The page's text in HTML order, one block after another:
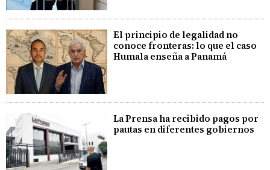
El principio de legalidad no
conoce fronteras: lo que el caso
Humala enseña a Panamá
La Prensa ha recibido pagos por
pautas en diferentes gobiernos